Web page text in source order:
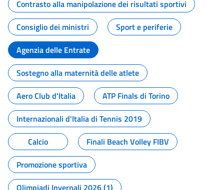
Contrasto alla manipolazione dei risultati sportivi
Consiglio dei ministri
Sport e periferie
Agenzia delle Entrate
Sostegno alla maternità delle atlete
Aero Club d'Italia
ATP Finals di Torino
Internazionali d'Italia di Tennis 2019
Calcio
Finali Beach Volley FIBV
Promozione sportiva
Olimpiadi Invernali 2026 (1)